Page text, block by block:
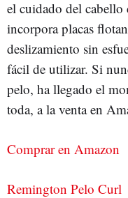
el cuidado del cabello
incorpora placas
deslizamiento sin
fácil de utilizar. Si
pelo, ha llegado el
toda, a la venta en
Comprar en Amazon
Remington Pelo Curl